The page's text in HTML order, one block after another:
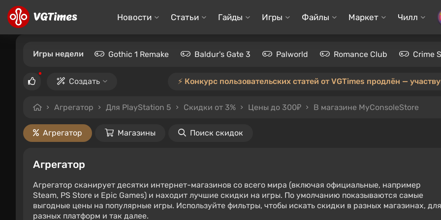
Новости Статьи Гайды Игры Файлы Маркет Чилл
Игры недели Gothic 1 Remake Baldur's Gate 3 Palworld Romance Club Crime
Создать ⚡️ Конкурс пользовательских статей от VGTimes продлён —
Агрегатор Для PlayStation 5 Скидки от 3% Цены до 300₽ В магазине MyConsoleStore
Агрегатор Магазины Поиск скидок
Агрегатор
Агрегатор сканирует десятки интернет-магазинов со всего мира (включая официальные, например
Steam, PS Store и Epic Games) и находит лучшие скидки на игры. По умолчанию показываются самые
выгодные цены на популярные игры. Используйте фильтры, чтобы искать скидки в разных магазинах, для
разных платформ и так далее.